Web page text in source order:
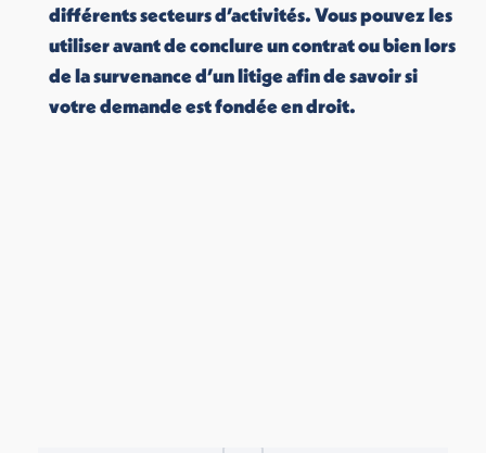
différents secteurs d’activités. Vous pouvez les
utiliser avant de conclure un contrat ou bien lors
de la survenance d’un litige afin de savoir si
votre demande est fondée en droit.